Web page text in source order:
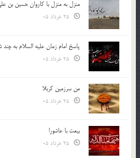
منزل به منزل با کاروان حسین بن
پاسخ امام زمان علیه السلام به چند
من سرزمین کربلا
بیعت با عاشورا